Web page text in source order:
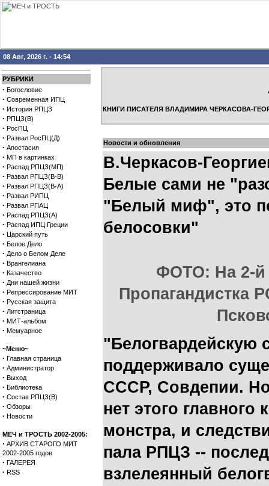
08 Авг, 2026 г. - 14:54
РУБРИКИ
· Богословие
· Современная ИПЦ
· История РПЦЗ
· РПЦЗ(В)
· РосПЦ
· Развал РосПЦ(Д)
· Апостасия
· МП в картинках
· Распад РПЦЗ(МП)
· Развал РПЦЗ(В-В)
· Развал РПЦЗ(В-А)
· Развал РИПЦ
· Развал РПАЦ
· Распад РПЦЗ(А)
· Распад ИПЦ Греции
· Царский путь
· Белое Дело
· Дело о Белом Деле
· Врангелиана
· Казачество
· Дни нашей жизни
· Репрессирование МИТ
· Русская защита
· Литстраница
· МИТ-альбом
· Мемуарное
~Меню~
· Главная страница
· Администратор
· Выход
· Библиотека
· Состав РПЦЗ(В)
· Обзоры
· Новости
МЕЧ и ТРОСТЬ 2002-2005:
· АРХИВ СТАРОГО МИТ
2002-2005 годов
· ГАЛЕРЕЯ
· RSS
КНИГИ ПИСАТЕЛЯ ВЛАДИМИРА ЧЕРКАСОВА-
Новости и обновления
В.Черкасов-
Белые сами не
"Белый миф", это
белосовки"
ФОТО: На 2-й
Пропагандистка
"Белогвардейскую
поддерживало
СССР, Совдепии.
нет этого главного
монстра, и
пала РПЦЗ --
взлелеянный